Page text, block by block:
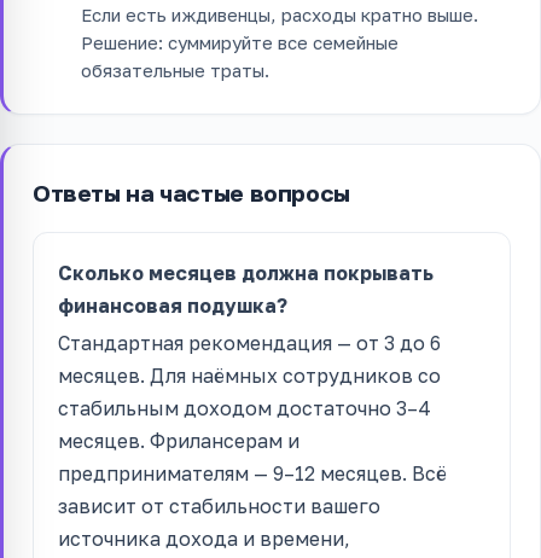
Если есть иждивенцы, расходы кратно выше.
Решение: суммируйте все семейные
обязательные траты.
Ответы на частые вопросы
Сколько месяцев должна покрывать
финансовая подушка?
Стандартная рекомендация — от 3 до 6
месяцев. Для наёмных сотрудников со
стабильным доходом достаточно 3–4
месяцев. Фрилансерам и
предпринимателям — 9–12 месяцев. Всё
зависит от стабильности вашего
источника дохода и времени,